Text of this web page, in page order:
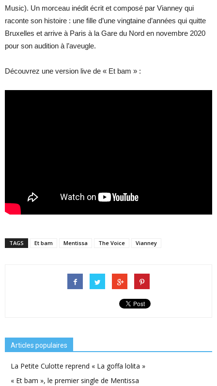
Music). Un morceau inédit écrit et composé par Vianney qui
raconte son histoire : une fille d’une vingtaine d’années qui quitte
Bruxelles et arrive à Paris à la Gare du Nord en novembre 2020
pour son audition à l’aveugle.
Découvrez une version live de « Et bam » :
TAGS Et bam Mentissa The Voice Vianney
Articles populaires
La Petite Culotte reprend « La goffa lolita »
« Et bam », le premier single de Mentissa